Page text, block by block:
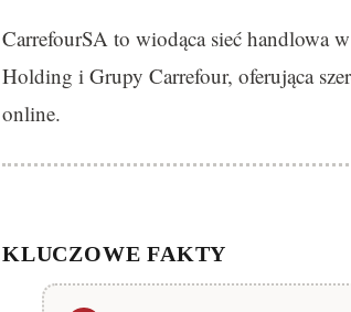
CarrefourSA to wiodąca sieć handlowa
Holding i Grupy Carrefour, oferująca
online.
KLUCZOWE FAKTY